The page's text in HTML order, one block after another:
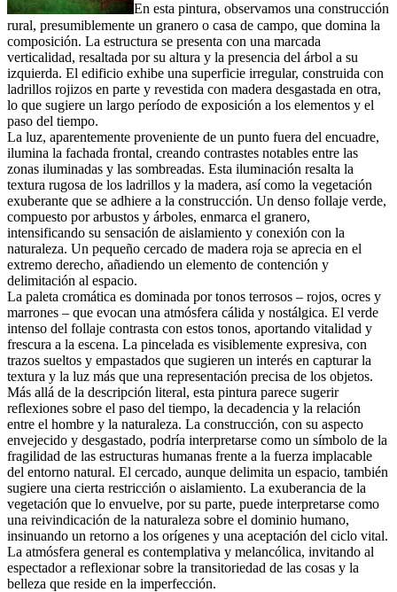
En esta pintura, observamos una construcción
rural, presumiblemente un granero o casa de campo, que domina la
composición. La estructura se presenta con una marcada
verticalidad, resaltada por su altura y la presencia del árbol a su
izquierda. El edificio exhibe una superficie irregular, construida con
ladrillos rojizos en parte y revestida con madera desgastada en otra,
lo que sugiere un largo período de exposición a los elementos y el
paso del tiempo.
La luz, aparentemente proveniente de un punto fuera del encuadre,
ilumina la fachada frontal, creando contrastes notables entre las
zonas iluminadas y las sombreadas. Esta iluminación resalta la
textura rugosa de los ladrillos y la madera, así como la vegetación
exuberante que se adhiere a la construcción. Un denso follaje verde,
compuesto por arbustos y árboles, enmarca el granero,
intensificando su sensación de aislamiento y conexión con la
naturaleza. Un pequeño cercado de madera roja se aprecia en el
extremo derecho, añadiendo un elemento de contención y
delimitación al espacio.
La paleta cromática es dominada por tonos terrosos – rojos, ocres y
marrones – que evocan una atmósfera cálida y nostálgica. El verde
intenso del follaje contrasta con estos tonos, aportando vitalidad y
frescura a la escena. La pincelada es visiblemente expresiva, con
trazos sueltos y empastados que sugieren un interés en capturar la
textura y la luz más que una representación precisa de los objetos.
Más allá de la descripción literal, esta pintura parece sugerir
reflexiones sobre el paso del tiempo, la decadencia y la relación
entre el hombre y la naturaleza. La construcción, con su aspecto
envejecido y desgastado, podría interpretarse como un símbolo de la
fragilidad de las estructuras humanas frente a la fuerza implacable
del entorno natural. El cercado, aunque delimita un espacio, también
sugiere una cierta restricción o aislamiento. La exuberancia de la
vegetación que lo envuelve, por su parte, puede interpretarse como
una reivindicación de la naturaleza sobre el dominio humano,
insinuando un retorno a los orígenes y una aceptación del ciclo vital.
La atmósfera general es contemplativa y melancólica, invitando al
espectador a reflexionar sobre la transitoriedad de las cosas y la
belleza que reside en la imperfección.